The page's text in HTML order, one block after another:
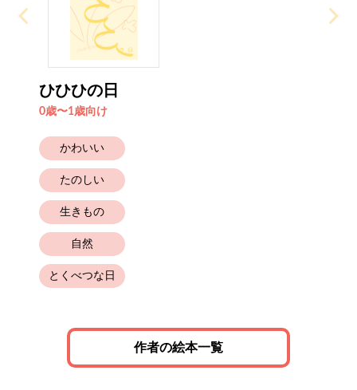
ひひひの日
0歳〜1歳向け
かわいい
たのしい
生きもの
自然
とくべつな日
作者の絵本一覧